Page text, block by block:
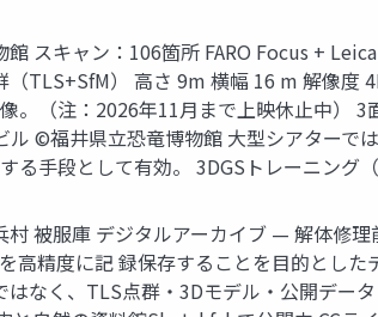
スキャン：106箇所 FARO Focus +
TLS+SfM） 高さ 9m 横幅 16 m 解像度
。（注：2026年11月まで上映休止中）
ル ©福井県立恐竜博物館 大型シアター
る手段として有効。 3DGSトレーニン
被服庫 デジタルアーカイブ — 解体修
高精度に記 録保存することを目的とし
はなく、TLS点群・3Dモデル・公開デー